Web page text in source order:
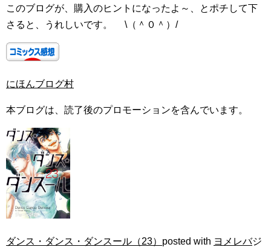
このブログが、購入のヒントになったよ～、とポチして下
さると、うれしいです。 \（＾０＾）/
にほんブログ村
本ブログは、読了後のプロモーションを含んでいます。
ダンス・ダンス・ダンスール（23） posted with ヨメレバジ